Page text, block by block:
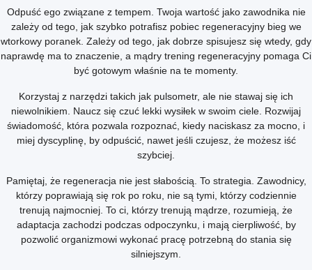
Odpuść ego związane z tempem. Twoja wartość jako zawodnika nie
zależy od tego, jak szybko potrafisz pobiec regeneracyjny bieg we
wtorkowy poranek. Zależy od tego, jak dobrze spisujesz się wtedy, gdy
naprawdę ma to znaczenie, a mądry trening regeneracyjny pomaga Ci
być gotowym właśnie na te momenty.
Korzystaj z narzędzi takich jak pulsometr, ale nie stawaj się ich
niewolnikiem. Naucz się czuć lekki wysiłek w swoim ciele. Rozwijaj
świadomość, która pozwala rozpoznać, kiedy naciskasz za mocno, i
miej dyscyplinę, by odpuścić, nawet jeśli czujesz, że możesz iść
szybciej.
Pamiętaj, że regeneracja nie jest słabością. To strategia. Zawodnicy,
którzy poprawiają się rok po roku, nie są tymi, którzy codziennie
trenują najmocniej. To ci, którzy trenują mądrze, rozumieją, że
adaptacja zachodzi podczas odpoczynku, i mają cierpliwość, by
pozwolić organizmowi wykonać pracę potrzebną do stania się
silniejszym.